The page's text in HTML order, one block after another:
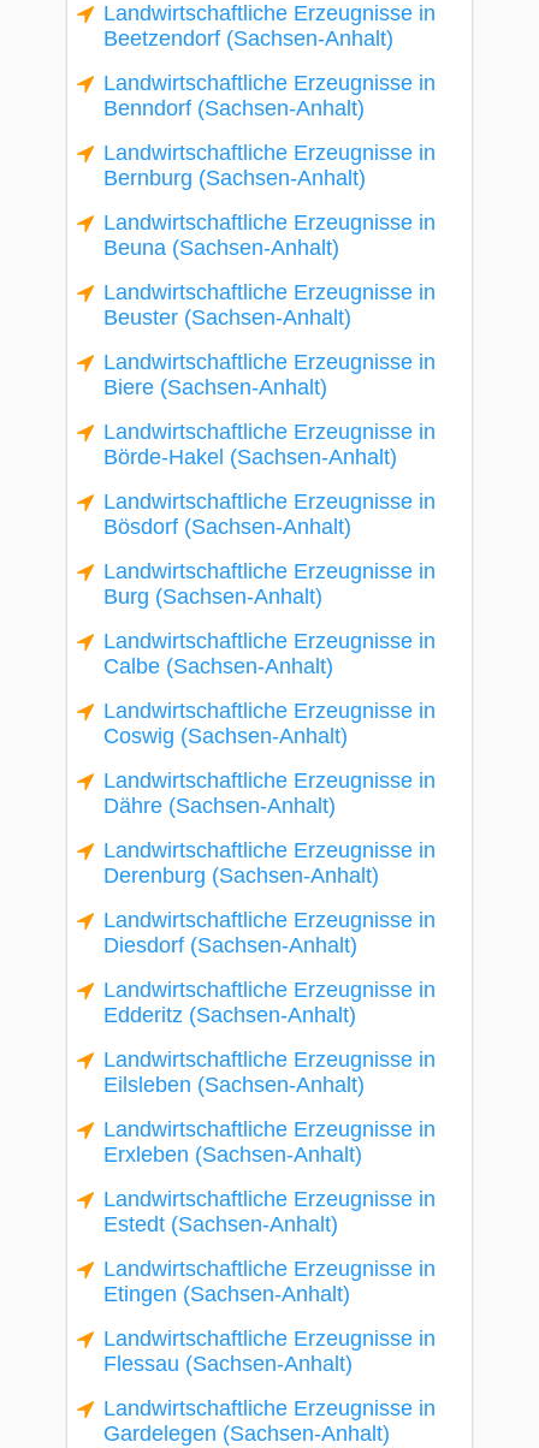
Landwirtschaftliche Erzeugnisse in
Beetzendorf (Sachsen-Anhalt)
Landwirtschaftliche Erzeugnisse in
Benndorf (Sachsen-Anhalt)
Landwirtschaftliche Erzeugnisse in
Bernburg (Sachsen-Anhalt)
Landwirtschaftliche Erzeugnisse in
Beuna (Sachsen-Anhalt)
Landwirtschaftliche Erzeugnisse in
Beuster (Sachsen-Anhalt)
Landwirtschaftliche Erzeugnisse in
Biere (Sachsen-Anhalt)
Landwirtschaftliche Erzeugnisse in
Börde-Hakel (Sachsen-Anhalt)
Landwirtschaftliche Erzeugnisse in
Bösdorf (Sachsen-Anhalt)
Landwirtschaftliche Erzeugnisse in
Burg (Sachsen-Anhalt)
Landwirtschaftliche Erzeugnisse in
Calbe (Sachsen-Anhalt)
Landwirtschaftliche Erzeugnisse in
Coswig (Sachsen-Anhalt)
Landwirtschaftliche Erzeugnisse in
Dähre (Sachsen-Anhalt)
Landwirtschaftliche Erzeugnisse in
Derenburg (Sachsen-Anhalt)
Landwirtschaftliche Erzeugnisse in
Diesdorf (Sachsen-Anhalt)
Landwirtschaftliche Erzeugnisse in
Edderitz (Sachsen-Anhalt)
Landwirtschaftliche Erzeugnisse in
Eilsleben (Sachsen-Anhalt)
Landwirtschaftliche Erzeugnisse in
Erxleben (Sachsen-Anhalt)
Landwirtschaftliche Erzeugnisse in
Estedt (Sachsen-Anhalt)
Landwirtschaftliche Erzeugnisse in
Etingen (Sachsen-Anhalt)
Landwirtschaftliche Erzeugnisse in
Flessau (Sachsen-Anhalt)
Landwirtschaftliche Erzeugnisse in
Gardelegen (Sachsen-Anhalt)